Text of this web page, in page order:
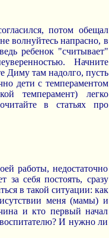
потом обещал
волнуйтесь напрасно, в
ребенок "считывает"
Начните
Диму там надолго, пусть
дети с темпераментом
темперамент) легко
в статьях про
работы, недостаточно
себя постоять, сразу
в такой ситуации: как
меня (мамы) и
и кто первый начал
И нужно ли